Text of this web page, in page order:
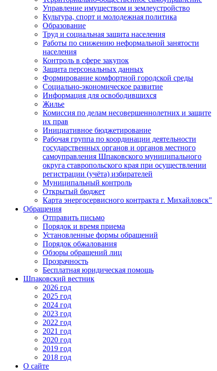
Управление имуществом и землеустройство
Культура, спорт и молодежная политика
Образование
Труд и социальная защита населения
Работы по снижению неформальной занятости
населения
Контроль в сфере закупок
Защита персональных данных
Формирование комфортной городской среды
Социально-экономическое развитие
Информация для освободившихся
Жилье
Комиссия по делам несовершеннолетних и защите
их прав
Инициативное бюджетирование
Рабочая группа по координации деятельности
государственных органов и органов местного
самоуправления Шпаковского муниципального
округа ставропольского края при осуществлении
регистрации (учёта) избирателей
Муниципальный контроль
Открытый бюджет
Карта энергосервисного контракта г. Михайловск"
Обращения
Отправить письмо
Порядок и время приема
Установленные формы обращений
Порядок обжалования
Обзоры обращений лиц
Прозрачность
Бесплатная юридическая помощь
Шпаковский вестник
2026 год
2025 год
2024 год
2023 год
2022 год
2021 год
2020 год
2019 год
2018 год
О сайте